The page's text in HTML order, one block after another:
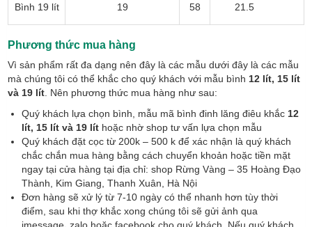
Bình 19 lít 19 58 21.5
Phương thức mua hàng
Vì sản phẩm rất đa dạng nên đây là các mẫu dưới đây là các mẫu
mà chúng tôi có thể khắc cho quý khách với mẫu bình 12 lít, 15 lít
và 19 lít . Nên phương thức mua hàng như sau:
Quý khách lựa chọn bình, mẫu mã bình đinh lăng điêu khắc 12
lít, 15 lít và 19 lít hoặc nhờ shop tư vấn lựa chọn mẫu
Quý khách đặt cọc từ 200k – 500 k để xác nhận là quý khách
chắc chắn mua hàng bằng cách chuyển khoản hoặc tiền mặt
ngay tại cửa hàng tại địa chỉ: shop Rừng Vàng – 35 Hoàng Đạo
Thành, Kim Giang, Thanh Xuân, Hà Nội
Đơn hàng sẽ xử lý từ 7-10 ngày có thể nhanh hơn tùy thời
điểm, sau khi thợ khắc xong chúng tôi sẽ gửi ảnh qua
imessage, zalo hoặc facebook cho quý khách. Nếu quý khách